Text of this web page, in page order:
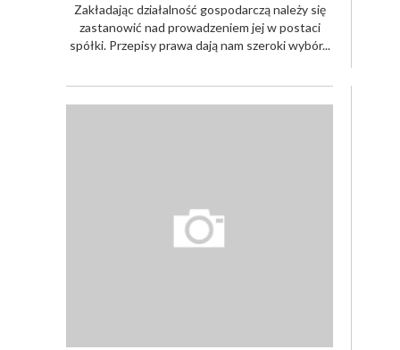
Zakładając działalność gospodarczą należy się
zastanowić nad prowadzeniem jej w postaci
spółki. Przepisy prawa dają nam szeroki wybór...